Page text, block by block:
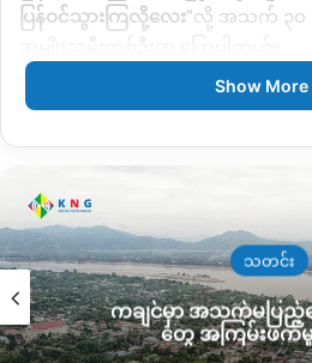
ပြန်ဝင်သွားကြလို့လေး”လို့ အသက် ၃၀
တနိုင်းမြို့နေပြည်သူတွေပြောချက်အရ
မှော်ဒေသဘက်ကို
ပြည်သူ့စစ်အဖွဲ့တွေ
တယ်။
တိုက်ပွဲဖြစ်နေချိန် နှစ်လအတွင်းမှာ စ
နိုင်းမှော်ဒေသကိုထိန်းချုပ်နိုင်ဖို့ကြိုးစ
ကြောင့် ခုလိုပြန်လည်ဆုတ်ခွာသွားဖြ
Show More
သတင်း
ကချင်မှာ အသက်မပြ
တွေ အကြမ်းဖက်မှု